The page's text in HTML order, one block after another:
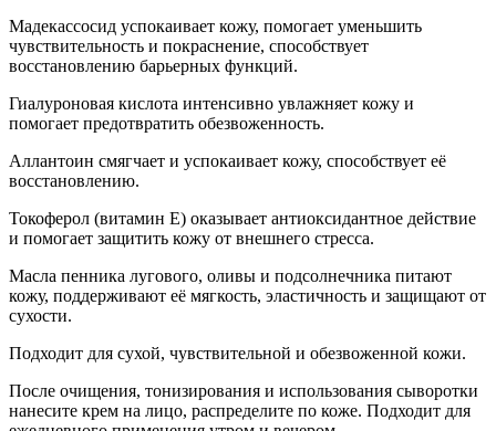
Мадекассосид успокаивает кожу, помогает уменьшить
чувствительность и покраснение, способствует
восстановлению барьерных функций.
Гиалуроновая кислота интенсивно увлажняет кожу и
помогает предотвратить обезвоженность.
Аллантоин смягчает и успокаивает кожу, способствует её
восстановлению.
Токоферол (витамин Е) оказывает антиоксидантное действие
и помогает защитить кожу от внешнего стресса.
Масла пенника лугового, оливы и подсолнечника питают
кожу, поддерживают её мягкость, эластичность и защищают от
сухости.
Подходит для сухой, чувствительной и обезвоженной кожи.
После очищения, тонизирования и использования сыворотки
нанесите крем на лицо, распределите по коже. Подходит для